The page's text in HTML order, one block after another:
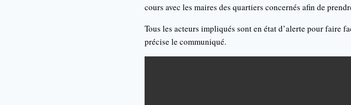
cours avec les maires des quartiers concernés afin de
Tous les acteurs impliqués sont en état d’alerte pour faire
précise le communiqué.